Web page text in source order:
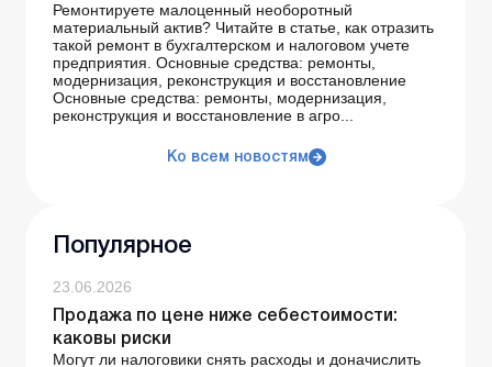
Ремонтируете малоценный необоротный
материальный актив? Читайте в статье, как отразить
такой ремонт в бухгалтерском и налоговом учете
предприятия. Основные средства: ремонты,
модернизация, реконструкция и восстановление
Основные средства: ремонты, модернизация,
реконструкция и восстановление в агро...
Ко всем новостям
Популярное
23.06.2026
Продажа по цене ниже себестоимости:
каковы риски
Могут ли налоговики снять расходы и доначислить